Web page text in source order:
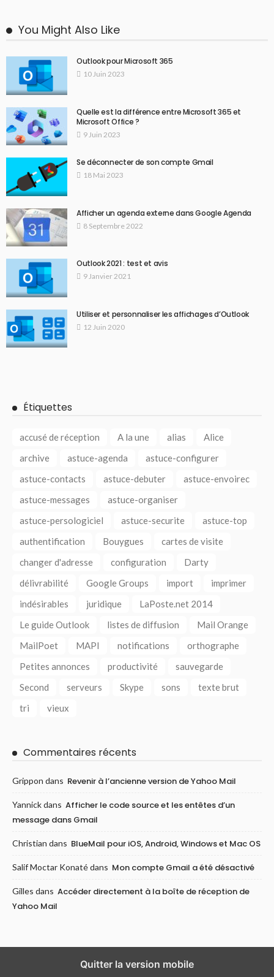
You Might Also Like
Outlook pour Microsoft 365
10 Juin 2023
Quelle est la différence entre Microsoft 365 et
Microsoft Office ?
9 Juin 2023
Se déconnecter de son compte Gmail
18 Mai 2023
Afficher un agenda externe dans Google Agenda
8 Septembre 2022
Outlook 2021 : test et avis
9 Janvier 2021
Utiliser et personnaliser les affichages d’Outlook
12 Juin 2020
Étiquettes
accusé de réception A la une alias
Alice
archive
astuce-agenda
astuce-configurer
astuce-contacts
astuce-debuter
astuce-envoirec
astuce-messages
astuce-organiser
astuce-persologiciel
astuce-securite
astuce-top
authentification
Bouygues
cartes de visite
changer d'adresse
configuration
Darty
délivrabilité
Google Groups import
imprimer
indésirables
juridique
LaPoste.net 2014
Le guide Outlook
listes de diffusion
Mail Orange
MailPoet
MAPI notifications
orthographe
Petites annonces
productivité
sauvegarde
Second
serveurs Skype sons
texte brut
tri
vieux
Commentaires récents
Grippon dans Revenir à l’ancienne version de Yahoo Mail
Yannickdans Afficher le code source et les entêtes d’un
message dans Gmail
Christian dans BlueMail pour iOS, Android, Windows et Mac OS
Salif Moctar Konatédans Mon compte Gmail a été désactivé
Gilles dans Accéder directement à la boîte de réception de
Yahoo Mail
Quitter la version mobile